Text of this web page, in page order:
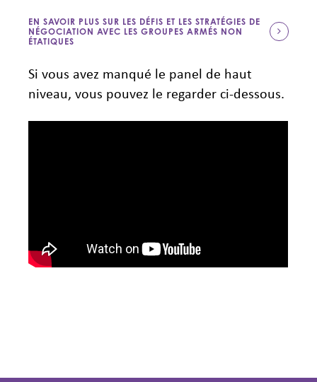
EN SAVOIR PLUS SUR LES DÉFIS ET LES STRATÉGIES DE
NÉGOCIATION AVEC LES GROUPES ARMÉS NON
ÉTATIQUES
Si vous avez manqué le panel de haut
niveau, vous pouvez le regarder ci-dessous.